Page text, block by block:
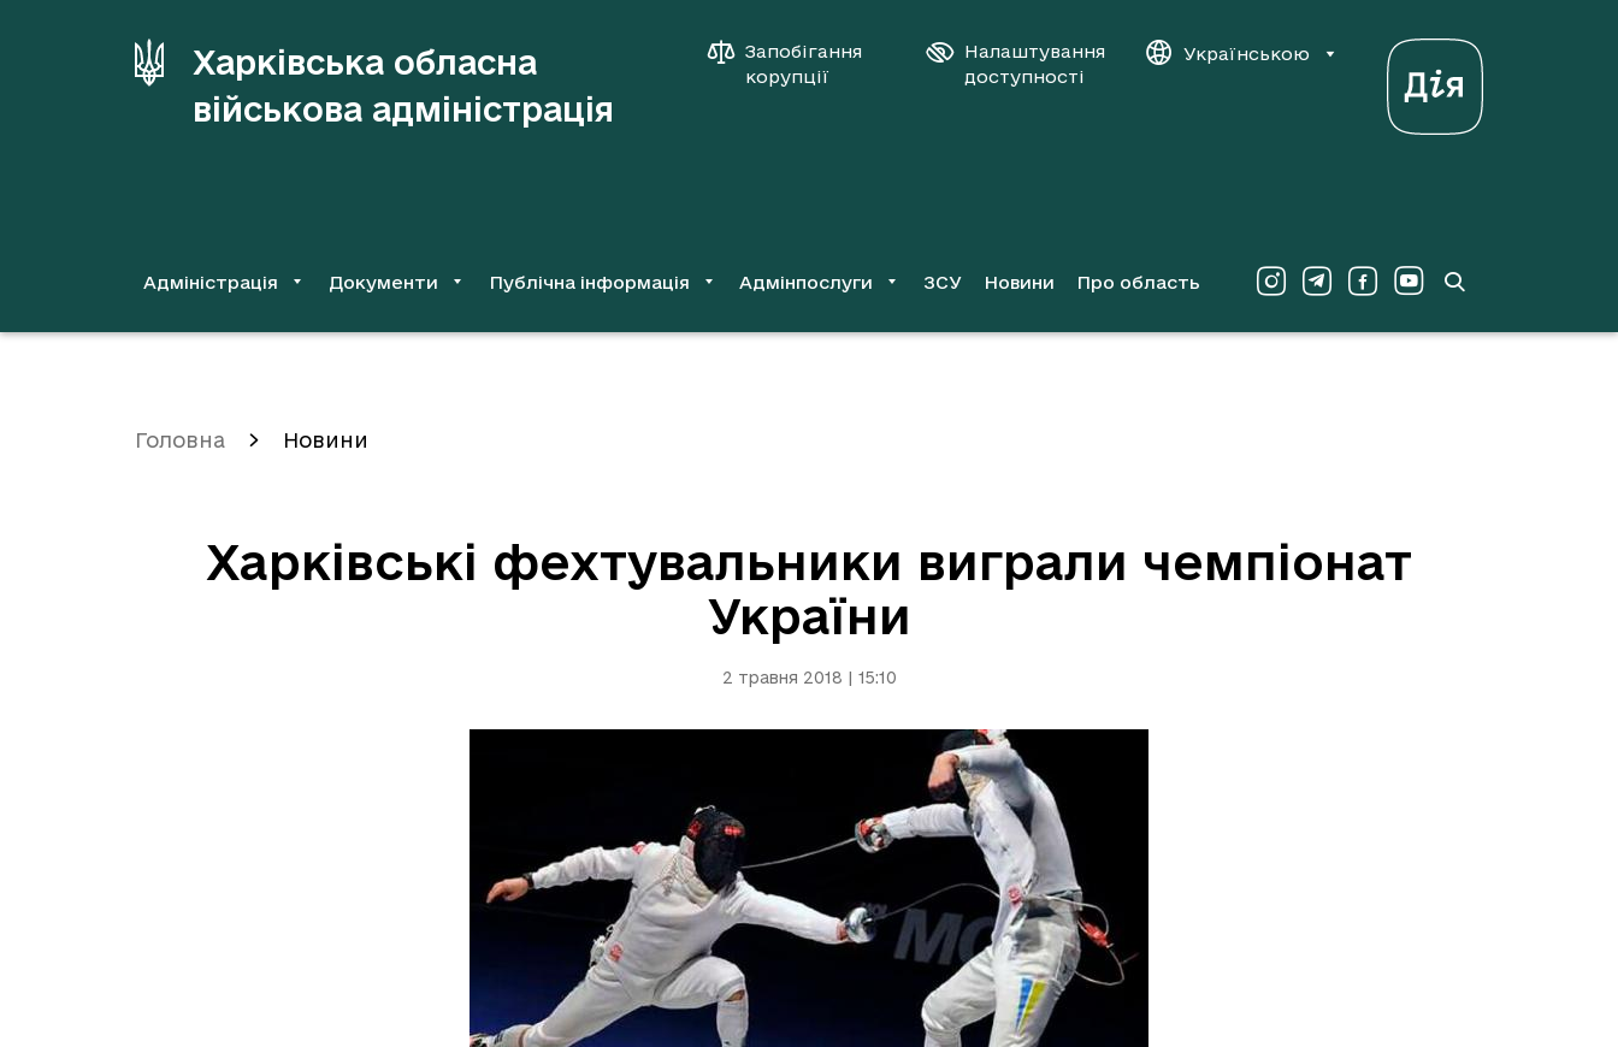
Харківська обласна
військова адміністрація
Запобігання
корупції
Налаштування
доступності
Українською
Адміністрація Документи Публічна інформація Адмінпослуги ЗСУ Новини Про область
Головна Новини
Харківські фехтувальники виграли чемпіонат
України
2 травня 2018 | 15:10